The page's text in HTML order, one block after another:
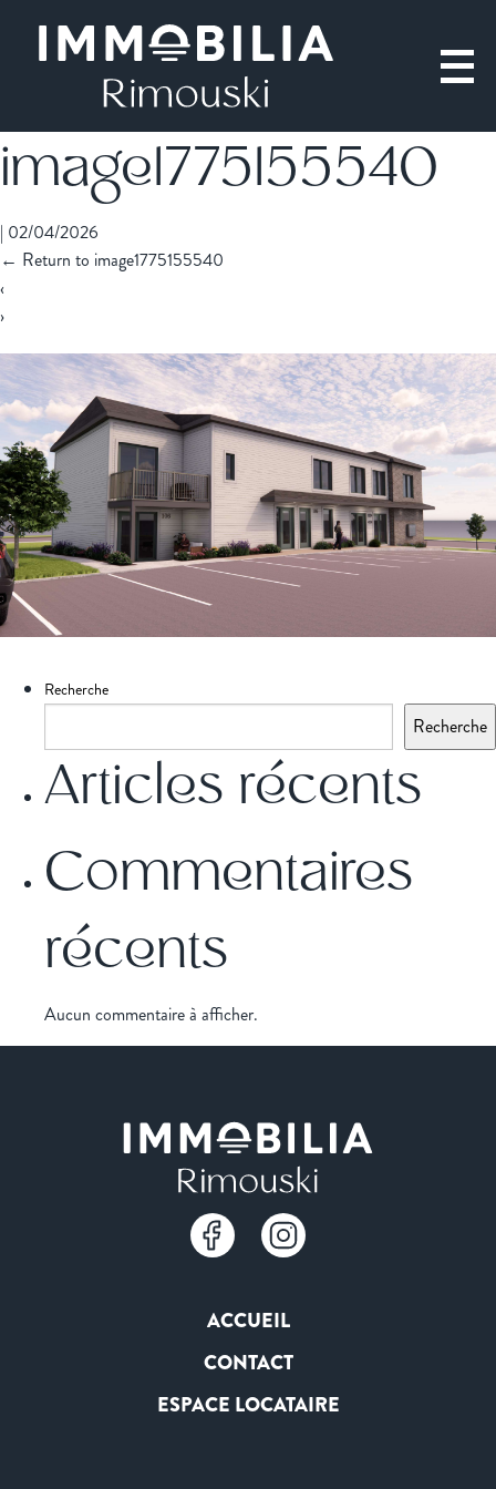
image1775155540
| 02/04/2026
← Return to image1775155540
‹
›
Recherche
Recherche
Articles récents
Commentaires
récents
Aucun commentaire à afficher.
ACCUEIL
CONTACT
ESPACE LOCATAIRE